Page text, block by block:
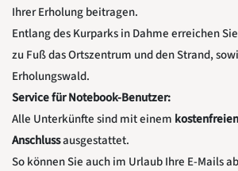
Ihrer Erholung beitragen.
Entlang des Kurparks in Dahme erreichen
zu Fuß das Ortszentrum und den Strand,
Erholungswald.
Service für Notebook-Benutzer:
Alle Unterkünfte sind mit einem
Anschlussausgestattet.
So können Sie auch im Urlaub Ihre E-Mails